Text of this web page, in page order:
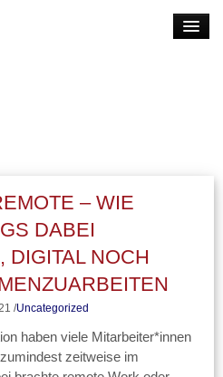
– WIE
DABEI
DIGITAL NOCH
/Uncategorized
haben viele Mitarbeiter*innen
zeitweise im